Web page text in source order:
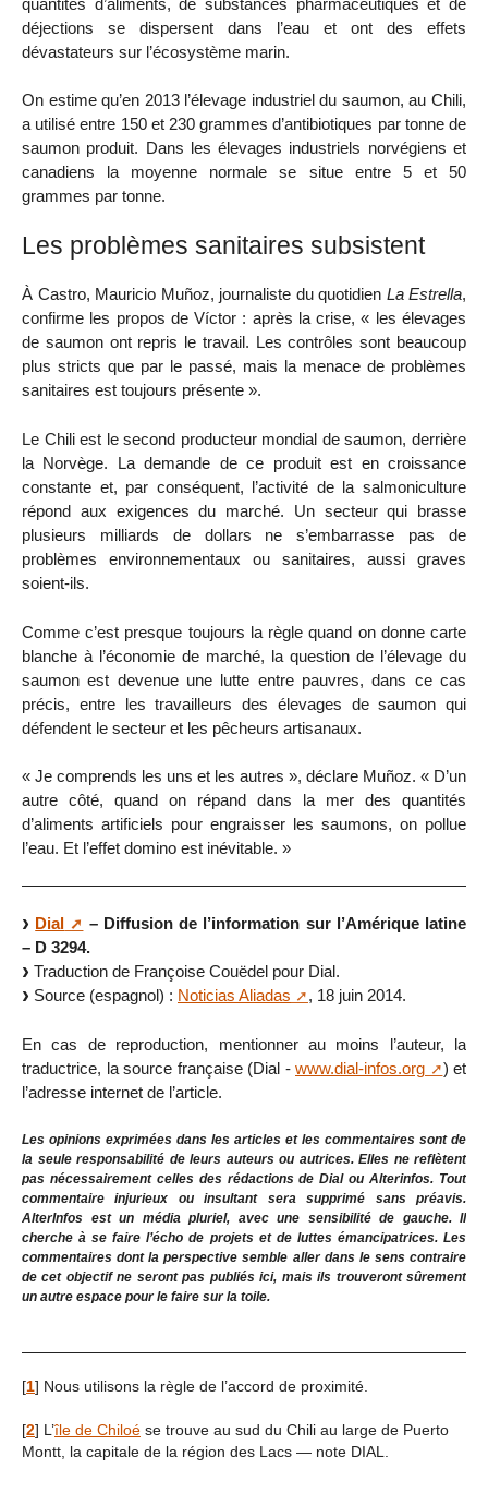
déjections se dispersent dans l’eau et ont des effets
dévastateurs sur l’écosystème marin.
On estime qu’en 2013 l’élevage industriel du saumon, au Chili,
a utilisé entre 150 et 230 grammes d’antibiotiques par tonne de
saumon produit. Dans les élevages industriels norvégiens et
canadiens la moyenne normale se situe entre 5 et 50
grammes par tonne.
Les problèmes sanitaires subsistent
À Castro, Mauricio Muñoz, journaliste du quotidien La Estrella,
confirme les propos de Víctor : après la crise, « les élevages
de saumon ont repris le travail. Les contrôles sont beaucoup
plus stricts que par le passé, mais la menace de problèmes
sanitaires est toujours présente ».
Le Chili est le second producteur mondial de saumon, derrière
la Norvège. La demande de ce produit est en croissance
constante et, par conséquent, l’activité de la salmoniculture
répond aux exigences du marché. Un secteur qui brasse
plusieurs milliards de dollars ne s’embarrasse pas de
problèmes environnementaux ou sanitaires, aussi graves
soient-ils.
Comme c’est presque toujours la règle quand on donne carte
blanche à l’économie de marché, la question de l’élevage du
saumon est devenue une lutte entre pauvres, dans ce cas
précis, entre les travailleurs des élevages de saumon qui
défendent le secteur et les pêcheurs artisanaux.
« Je comprends les uns et les autres », déclare Muñoz. « D’un
autre côté, quand on répand dans la mer des quantités
d’aliments artificiels pour engraisser les saumons, on pollue
l’eau. Et l’effet domino est inévitable. »
Dial
– Diffusion de l’information sur l’Amérique latine
– D 3294.
Traduction de Françoise Couëdel pour Dial.
Source (espagnol) : Noticias Aliadas , 18 juin 2014.
En cas de reproduction, mentionner au moins l’auteur, la
traductrice, la source française (Dial - www.dial-infos.org
) et
l’adresse internet de l’article.
Les opinions exprimées dans les articles et les commentaires sont de
la seule responsabilité de leurs auteurs ou autrices. Elles ne reflètent
pas nécessairement celles des rédactions de Dial ou Alterinfos. Tout
commentaire injurieux ou insultant sera supprimé sans préavis.
AlterInfos est un média pluriel, avec une sensibilité de gauche. Il
cherche à se faire l’écho de projets et de luttes émancipatrices. Les
commentaires dont la perspective semble aller dans le sens contraire
de cet objectif ne seront pas publiés ici, mais ils trouveront sûrement
un autre espace pour le faire sur la toile.
[1] Nous utilisons la règle de l’accord de proximité.
[2] L’île de Chiloé se trouve au sud du Chili au large de Puerto
Montt, la capitale de la région des Lacs — note DIAL.